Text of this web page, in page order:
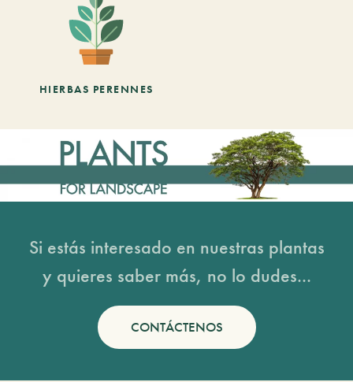
HIERBAS PERENNES
Si estás interesado en nuestras plantas
y quieres saber más, no lo dudes...
CONTÁCTENOS